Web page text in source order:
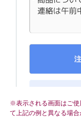
※表示される画面はご使
て上記の例と異なる場合